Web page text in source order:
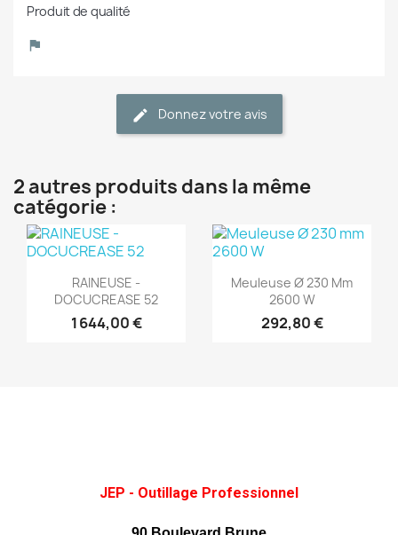
Produit de qualité
Donnez votre avis
2 autres produits dans la même
catégorie :
Aperçu rapide
RAINEUSE -
DOCUCREASE 52
1 644,00 €
Aperçu rapide
Meuleuse Ø 230 Mm
2600 W
292,80 €
JEP - Outillage Professionnel